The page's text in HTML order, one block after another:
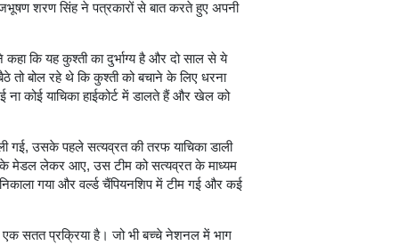
शरण सिंह ने पत्रकारों से बात करते हुए अपनी
कहा कि यह कुश्ती का दुर्भाग्य है और दो साल से ये
तो बोल रहे थे कि कुश्ती को बचाने के लिए धरना
कोई याचिका हाईकोर्ट में डालते हैं और खेल को
गई, उसके पहले सत्यव्रत की तरफ याचिका डाली
मेडल लेकर आए, उस टीम को सत्यव्रत के माध्यम
गया और वर्ल्ड चैंपियनशिप में टीम गई और कई
सतत प्रक्रिया है। जो भी बच्चे नेशनल में भाग